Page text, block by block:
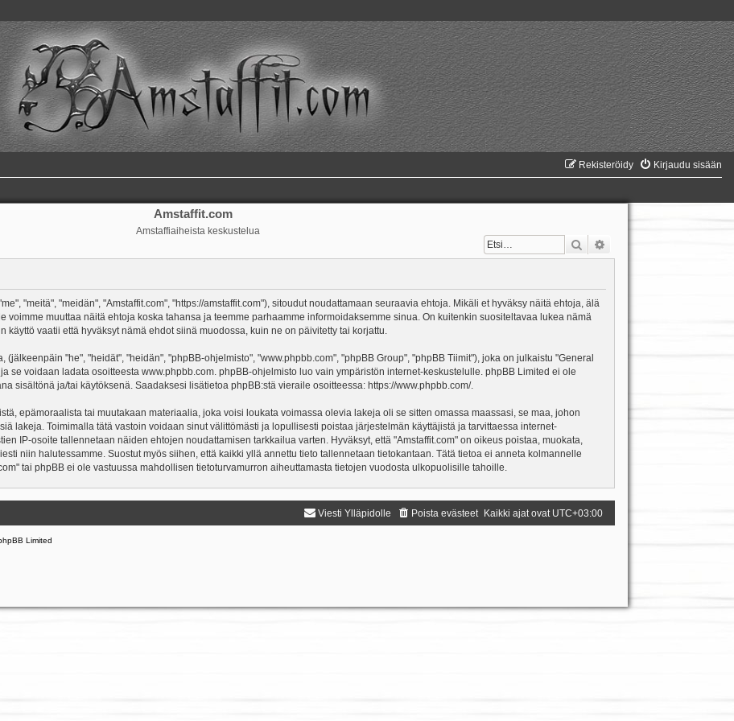
Kirjaudu sisään
Rekisteröidy
Amstaffit.com
Amstaffiaiheista keskustelua
Etsi
"meitä", "meidän", "Amstaffit.com", "https://amstaffit.com"), sitoudut noudattamaan seuraavia ehtoja. Mikäli et hyväksy näitä ehtoja, älä
voimme muuttaa näitä ehtoja koska tahansa ja teemme parhaamme informoidaksemme sinua. On kuitenkin suositeltavaa lukea nämä
käyttö vaatii että hyväksyt nämä ehdot siinä muodossa, kuin ne on päivitetty tai korjattu.
(jälkeenpäin "he", "heidät", "heidän", "phpBB-ohjelmisto", "www.phpbb.com", "phpBB Group", "phpBB Tiimit"), joka on julkaistu "General
se voidaan ladata osoitteesta www.phpbb.com. phpBB-ohjelmisto luo vain ympäristön internet-keskustelulle. phpBB Limited ei ole
sisältönä ja/tai käytöksenä. Saadaksesi lisätietoa phpBB:stä vieraile osoitteessa: https://www.phpbb.com/.
epämoraalista tai muutakaan materiaalia, joka voisi loukata voimassa olevia lakeja oli se sitten omassa maassasi, se maa, johon
lakeja. Toimimalla tätä vastoin voidaan sinut välittömästi ja lopullisesti poistaa järjestelmän käyttäjistä ja tarvittaessa internet-
IP-osoite tallennetaan näiden ehtojen noudattamisen tarkkailua varten. Hyväksyt, että "Amstaffit.com" on oikeus poistaa, muokata,
niin halutessamme. Suostut myös siihen, että kaikki yllä annettu tieto tallennetaan tietokantaan. Tätä tietoa ei anneta kolmannelle
tai phpBB ei ole vastuussa mahdollisen tietoturvamurron aiheuttamasta tietojen vuodosta ulkopuolisille tahoille.
Kaikki ajat ovat UTC+03:00
Poista evästeet
Viesti Ylläpidolle
Limited